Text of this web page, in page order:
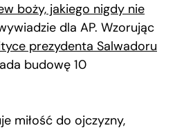
boży, jakiego nigdy nie
dla AP. Wzorując
prezydenta Salwadoru
budowę 10
miłość do ojczyzny,